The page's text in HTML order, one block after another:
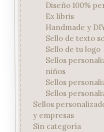
Diseño 100%
Ex libris
Handmade y
Sello de texto
Sello de tu logo
Sellos
niños
Sellos
Sellos
Sellos
y empresas
Sin categoría